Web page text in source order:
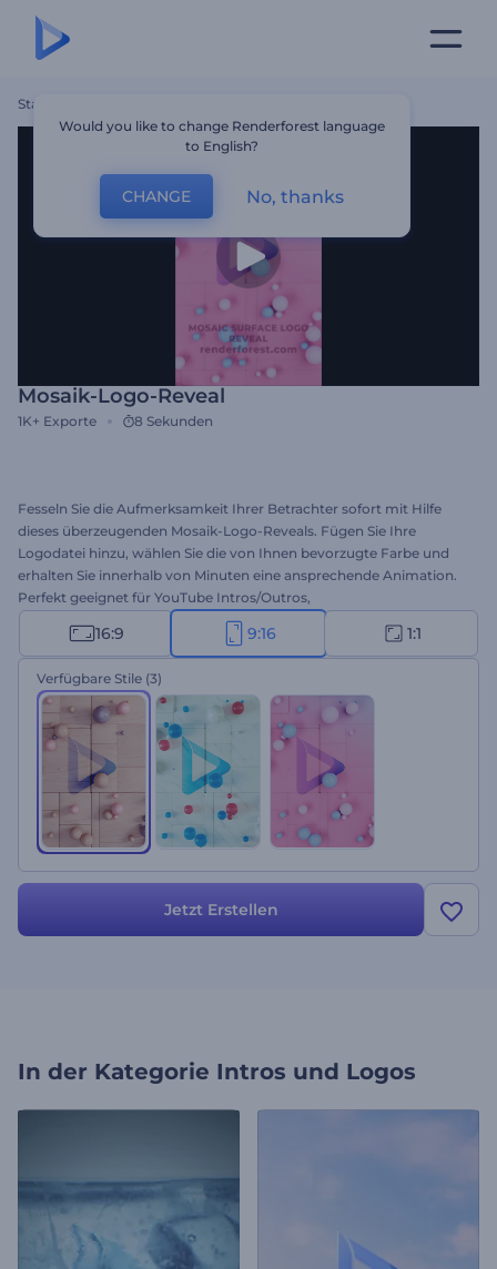
Startseite
Mosaik-Logo-Reveal
1K+ Exporte 8 Sekunden
Fesseln Sie die Aufmerksamkeit Ihrer Betrachter sofort mit Hilfe
dieses überzeugenden Mosaik-Logo-Reveals. Fügen Sie Ihre
Logodatei hinzu, wählen Sie die von Ihnen bevorzugte Farbe und
erhalten Sie innerhalb von Minuten eine ansprechende Animation.
Perfekt geeignet für YouTube Intros/Outros,
Innenausstattungsfirmen, Bauunternehmen und vieles mehr.
Probieren Sie es gleich aus!
16:9 9:16 1:1
Verfügbare Stile (3)
Jetzt Erstellen
In der Kategorie Intros und Logos
Would you like to change Renderforest language
to English?
CHANGE No, thanks